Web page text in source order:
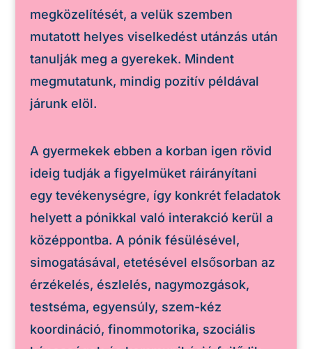
megközelítését, a velük szemben
mutatott helyes viselkedést utánzás után
tanulják meg a gyerekek. Mindent
megmutatunk, mindig pozitív példával
járunk elöl.
A gyermekek ebben a korban igen rövid
ideig tudják a figyelmüket ráirányítani
egy tevékenységre, így konkrét feladatok
helyett a pónikkal való interakció kerül a
középpontba. A pónik fésülésével,
simogatásával, etetésével elsősorban az
érzékelés, észlelés, nagymozgások,
testséma, egyensúly, szem-kéz
koordináció, finommotorika, szociális